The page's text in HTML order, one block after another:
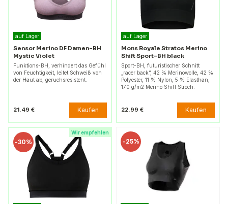
auf Lager
Sensor Merino DF Damen-BH
Mystic Violet
Funktions-BH, verhindert das Gefühl
von Feuchtigkeit, leitet Schweiß von
der Haut ab, geruchsresistent.
21.49 € Kaufen
auf Lager
Mons Royale Stratos Merino
Shift Sport-BH black
Sport-BH, futuristischer Schnitt
„racer back“, 42 % Merinowolle, 42 %
Polyester, 11 % Nylon, 5 % Elasthan,
170 g/m2 Merino Shift Strech.
22.99 € Kaufen
Wir empfehlen
-30% -25%